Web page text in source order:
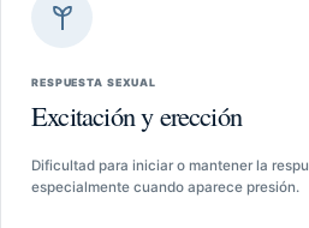
RESPUESTA SEXUAL
Excitación y erección
Dificultad para iniciar o mantener la
especialmente cuando aparece presión.